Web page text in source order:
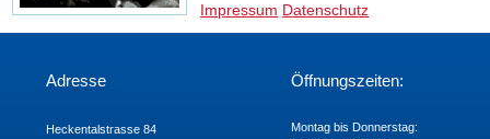
Impressum Datenschutz
Adresse
Heckentalstrasse 84
Öffnungszeiten:
Montag bis Donnerstag: